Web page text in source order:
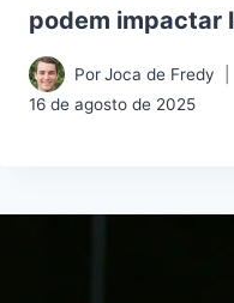
podem impactar
PorJoca de Fredy
16 de agosto de 2025